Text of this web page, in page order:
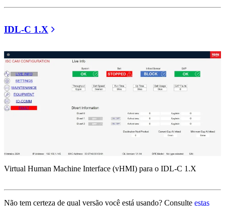
IDL-C 1.X
Virtual Human Machine Interface (vHMI) para o IDL-C 1.X
Não tem certeza de qual versão você está usando? Consulte estas